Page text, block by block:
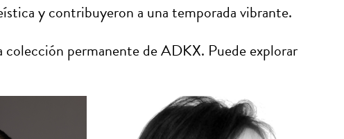
y contribuyeron a una temporada vibrante.
colección permanente de ADKX. Puede explorar